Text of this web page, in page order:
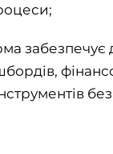
забезпечує